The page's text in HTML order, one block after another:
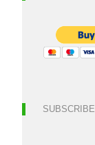
SUBSCRIBE